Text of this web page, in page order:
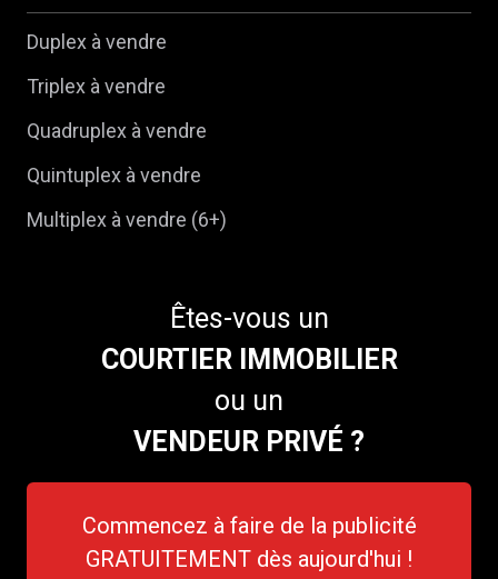
Duplex à vendre
Triplex à vendre
Quadruplex à vendre
Quintuplex à vendre
Multiplex à vendre (6+)
Êtes-vous un
COURTIER IMMOBILIER
ou un
VENDEUR PRIVÉ ?
Commencez à faire de la publicité
GRATUITEMENT dès aujourd'hui !